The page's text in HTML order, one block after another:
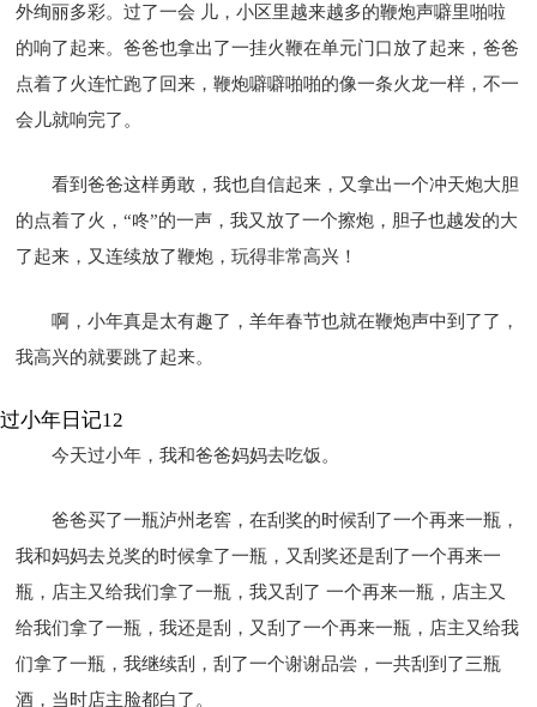
外绚丽多彩。过了一会 儿，小区里越来越多的鞭炮声噼里啪啦
的响了起来。爸爸也拿出了一挂火鞭在单元门口放了起来，爸爸
点着了火连忙跑了回来，鞭炮噼噼啪啪的像一条火龙一样，不一
会儿就响完了。
看到爸爸这样勇敢，我也自信起来，又拿出一个冲天炮大胆
的点着了火，“咚”的一声，我又放了一个擦炮，胆子也越发的大
了起来，又连续放了鞭炮，玩得非常高兴！
啊，小年真是太有趣了，羊年春节也就在鞭炮声中到了了，
我高兴的就要跳了起来。
过小年日记12
今天过小年，我和爸爸妈妈去吃饭。
爸爸买了一瓶泸州老窖，在刮奖的时候刮了一个再来一瓶，
我和妈妈去兑奖的时候拿了一瓶，又刮奖还是刮了一个再来一
瓶，店主又给我们拿了一瓶，我又刮了 一个再来一瓶，店主又
给我们拿了一瓶，我还是刮，又刮了一个再来一瓶，店主又给我
们拿了一瓶，我继续刮，刮了一个谢谢品尝，一共刮到了三瓶
酒，当时店主脸都白了。